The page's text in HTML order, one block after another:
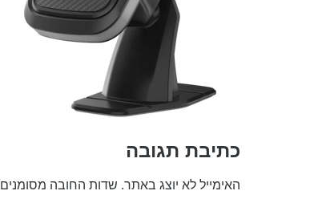
כתיבת תגובה
האימייל לא יוצג באתר. שדות החובה מסומנים